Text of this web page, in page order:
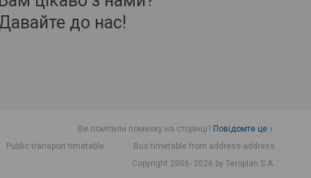
до нас!
Ви помітили помилку на сторінці? Повідомте це
Public transport timetable
Bus timetable from address-address
Copyright 2006- 2026 by Teroplan S.A.